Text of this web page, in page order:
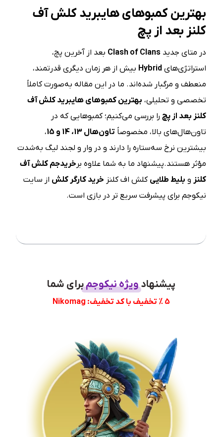
بهترین کمبوهای هایبرید کلش آف
کلنز بعد از پچ
در متای جدیدClash of Clans بعد از آخرین پچ،
استراتژی‌هایHybrid بیش از هر زمان دیگری قدرتمند،
منعطف و مرگبار شده‌اند. ما در این مقاله به‌صورت کاملاً
تخصصی و تحلیلی، بهترین کمبوهای هایبرید کلش آف
کلنز بعد از پچ را بررسی می‌کنیم؛ کمبوهایی که در
تاون‌هال‌های بالا، مخصوصاً تاون‌هال 13، 14 و 15
،
بیشترین نرخ سه‌ستاره را دارند و در وار و لجند لیگ به‌شدت
مؤثر هستند.پیشنهاد ما به شما علاوه بر خریدجم کلش آف
کلنز و بلیط طلایی کلش اف کلنز خرید کارگر کلش از سایت
نیکوجم برای پیشرفت سریع تر در بازی است.
پیشنهادویژه نیکوجمبرای شما
5 % تخفیف با کد تخفیف: Nikomag